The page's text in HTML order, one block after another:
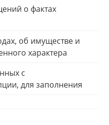
о фактах
об имуществе и
характера
с
для заполнения